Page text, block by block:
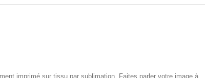
imprimé sur tissu par sublimation. Faites parler votre image à